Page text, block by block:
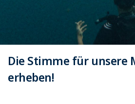
Die Stimme für unsere
erheben!